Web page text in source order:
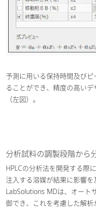
予測に用いる保持時間及び
ることができ、精度の高い
（左図）。
分析試料の調製段階から
HPLCの分析法を開発する際
注入する溶媒が結果に影響を
LabSolutions MDは、オート
御でき、これを考慮した解析